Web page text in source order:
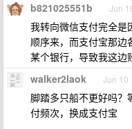
b821025551b Jun
我转向微信支付完全是
顺序来，而支付宝那边
某个银行，导致我这边
walker2laok Jun 10
脚踏多只船不更好吗？
付频次，换成支付宝